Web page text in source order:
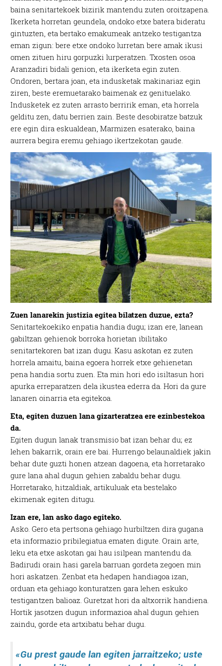
baina senitartekoek bizirik mantendu zuten oroitzapena.
Ikerketa horretan geundela, ondoko etxe batera bideratu
gintuzten, eta bertako emakumeak antzeko testigantza
eman zigun: bere etxe ondoko lurretan bere amak ikusi
omen zituen hiru gorpuzki lurperatzen. Txosten osoa
Aranzadiri bidali genion, eta ikerketa egin zuten.
Ondoren, bertara joan, eta indusketak makinariaz egin
ziren, beste eremuetarako baimenak ez genituelako.
Indusketek ez zuten arrasto berririk eman, eta horrela
gelditu zen, datu berrien zain. Beste desobiratze batzuk
ere egin dira eskualdean, Marmizen esaterako, baina
aurrera begira eremu gehiago ikertzekotan gaude.
Zuen lanarekin justizia egitea bilatzen duzue, ezta?
Senitartekoekiko enpatia handia dugu; izan ere, lanean
gabiltzan gehienok borroka horietan ibilitako
senitartekoren bat izan dugu. Kasu askotan ez zuten
horrela amaitu, baina egoera horrek etxe gehienetan
pena handia sortu zuen. Eta min hori edo isiltasun hori
apurka erreparatzen dela ikustea ederra da. Hori da gure
lanaren oinarria eta egitekoa.
Eta, egiten duzuen lana gizarteratzea ere ezinbestekoa
da.
Egiten dugun lanak transmisio bat izan behar du; ez
lehen bakarrik, orain ere bai. Hurrengo belaunaldiek jakin
behar dute guzti honen atzean dagoena, eta horretarako
gure lana ahal dugun gehien zabaldu behar dugu.
Horretarako, hitzaldiak, artikuluak eta bestelako
ekimenak egiten ditugu.
Izan ere, lan asko dago egiteko.
Asko. Gero eta pertsona gehiago hurbiltzen dira gugana
eta informazio pribilegiatua ematen digute. Orain arte,
leku eta etxe askotan gai hau isilpean mantendu da.
Badirudi orain hasi garela barruan gordeta zegoen min
hori askatzen. Zenbat eta hedapen handiagoa izan,
orduan eta gehiago konturatzen gara lehen eskuko
testigantzen balioaz. Guretzat hori da altxorrik handiena.
Hortik jasotzen dugun informazioa ahal dugun gehien
zaindu, gorde eta artxibatu behar dugu.
«Gu prest gaude lan egiten jarraitzeko; uste